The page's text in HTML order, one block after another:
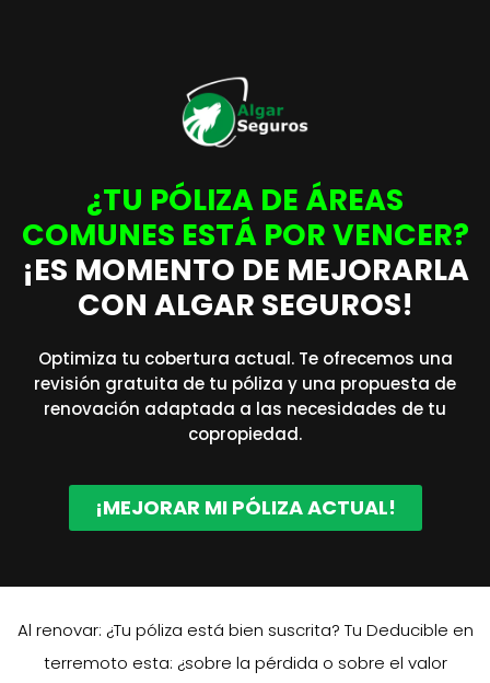
¿TU PÓLIZA DE ÁREAS
COMUNES ESTÁ POR VENCER?
¡ES MOMENTO DE MEJORARLA
CON ALGAR SEGUROS!
Optimiza tu cobertura actual. Te ofrecemos una
revisión gratuita de tu póliza y una propuesta de
renovación adaptada a las necesidades de tu
copropiedad.
¡MEJORAR MI PÓLIZA ACTUAL!
Al renovar: ¿Tu póliza está bien suscrita? Tu Deducible en
terremoto esta: ¿sobre la pérdida o sobre el valor